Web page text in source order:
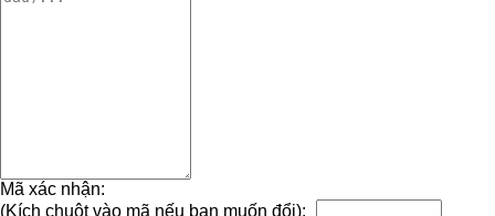
Mã xác nhận:
(Kích chuột vào mã nếu bạn muốn đổi):